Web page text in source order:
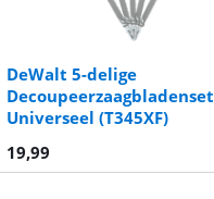
DeWalt 5-delige
Decoupeerzaagbladenset
Universeel (T345XF)
19,99